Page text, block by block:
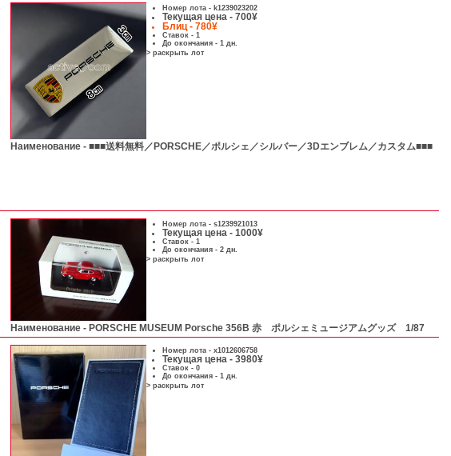
Номер лота - k1239023202
Текущая цена - 700¥
Блиц - 780¥
Ставок - 1
До окончания - 1 дн.
> раскрыть лот
Наименование - ■■■送料無料／PORSCHE／ポルシェ／シルバー／3Dエンブレム／カスタム■■■
Номер лота - s1239921013
Текущая цена - 1000¥
Ставок - 1
До окончания - 2 дн.
> раскрыть лот
Наименование - PORSCHE MUSEUM Porsche 356B 赤 ポルシェミュージアムグッズ 1/87
Номер лота - x1012606758
Текущая цена - 3980¥
Ставок - 0
До окончания - 1 дн.
> раскрыть лот